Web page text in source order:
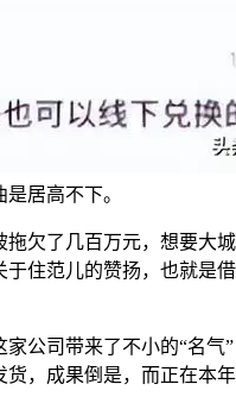
居高不下。
了几百万元，想要大城
住范儿的赞扬，也就是
司带来了不小的“名气”
，成果倒是，而正在本